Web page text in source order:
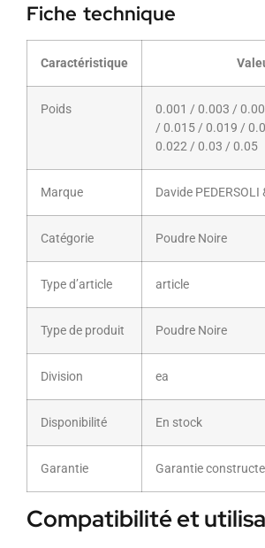
Fiche technique
Caractéristique
Poids
0.001 / 0.003 /
/ 0.015 / 0.019 /
0.022 / 0.03 / 0.05
Marque Davide PEDERSOLI
Catégorie Poudre Noire
Type d’article article
Type de produit Poudre Noire
Division ea
Disponibilité En stock
Garantie Garantie
Compatibilité et